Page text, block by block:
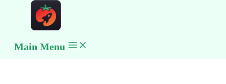
Main Menu